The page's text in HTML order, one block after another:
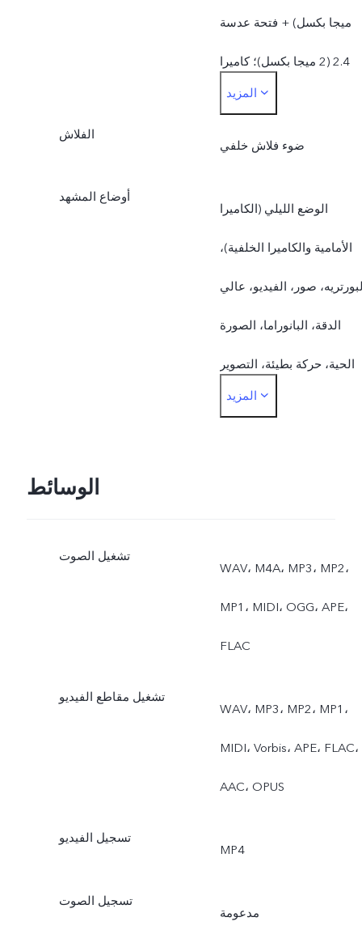
ميجا بكسل) + فتحة عدسة
2.4 (2 ميجا بكسل)؛ كاميرا
ميجا بكسل)، كاميرا خلفية
بكسل) + فتحة عدسة 2.4 (2
ميجا بكسل) + فتحة عدسة
2.4 (2 ميجا بكسل)
المزيد
الفلاش
ضوء فلاش خلفي
أوضاع المشهد
الوضع الليلي (الكاميرا
الأمامية والكاميرا الخلفية)،
صور، الفيديو، عالي
الدقة، البانوراما، الصورة
الحية، حركة بطيئة، التصوير
الزمني، التصوير الاحترافي،
المزيد
الوسائط
تشغيل الصوت
WAV، M4A، MP3، MP2،
MP1، MIDI، OGG، APE،
FLAC
تشغيل مقاطع الفيديو
WAV، MP3، MP2، MP1،
MIDI، Vorbis، APE، FLAC،
AAC، OPUS
تسجيل الفيديو
‎MP4
تسجيل الصوت
مدعومة